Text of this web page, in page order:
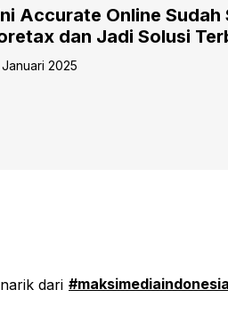
Accurate Online Sudah
dan Jadi Solusi
Efisiensi Pajak Bisnis
2025
dari #maksimediaindonesia